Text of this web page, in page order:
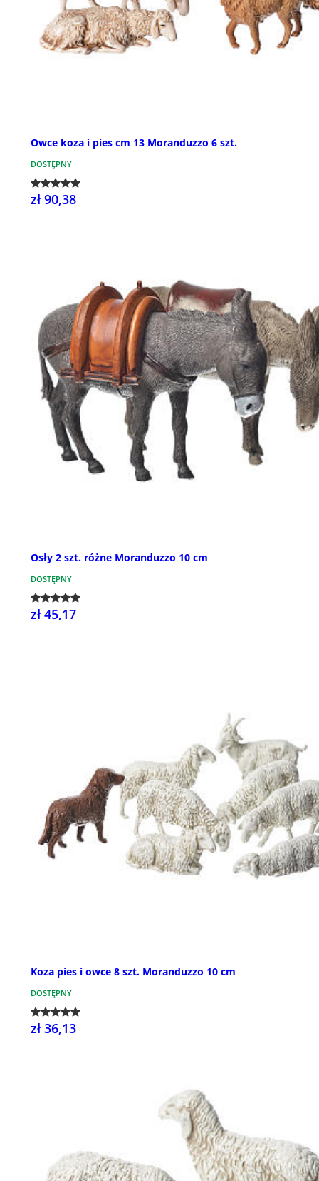
Owce koza i pies cm 13 Moranduzzo 6 szt.
DOSTĘPNY
zł 90,38
Osły 2 szt. różne Moranduzzo 10 cm
DOSTĘPNY
zł 45,17
Koza pies i owce 8 szt. Moranduzzo 10 cm
DOSTĘPNY
zł 36,13